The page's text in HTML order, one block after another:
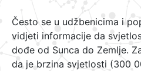
Često se u udžbenicima i
vidjeti informacije da
dođe od Sunca do Zemlje.
da je brzina svjetlosti (300